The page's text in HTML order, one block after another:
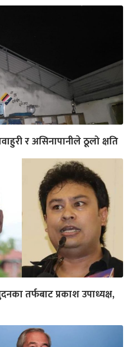
र असिनापानीले ठूलो क्षति
तर्फबाट प्रकाश उपाध्यक्ष,